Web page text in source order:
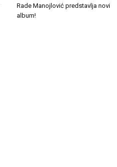
Rade Manojlović predstavlja novi
album!